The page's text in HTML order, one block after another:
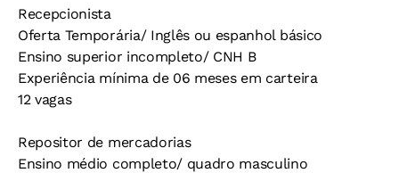
Recepcionista
Oferta Temporária/ Inglês ou espanhol básico
Ensino superior incompleto/ CNH B
Experiência mínima de 06 meses em carteira
12 vagas
Repositor de mercadorias
Ensino médio completo/ quadro masculino